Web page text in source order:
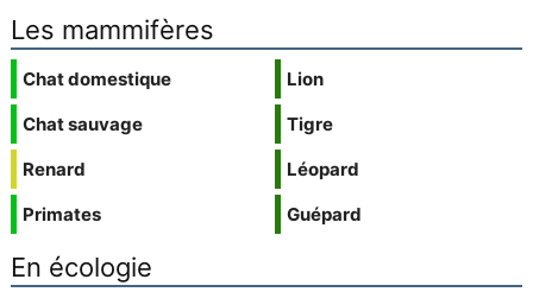
Les mammifères
Chat domestique
Chat sauvage
Renard
Primates
Lion
Tigre
Léopard
Guépard
En écologie